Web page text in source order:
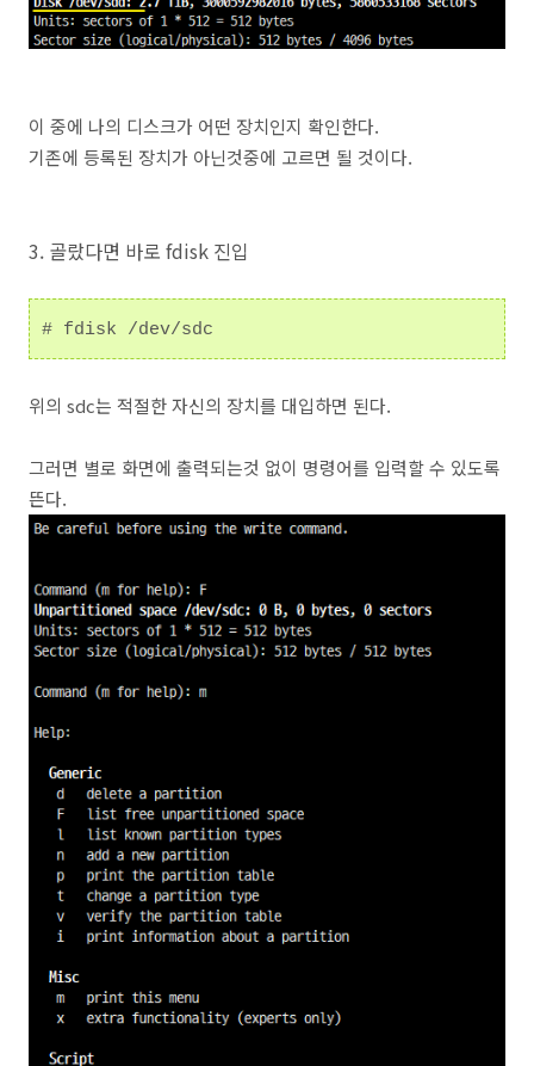
이 중에 나의 디스크가 어떤 장치인지 확인한다.
기존에 등록된 장치가 아닌것중에 고르면 될 것이다.
3. 골랐다면 바로 fdisk 진입
# fdisk /dev/sdc
위의 sdc는 적절한 자신의 장치를 대입하면 된다.
그러면 별로 화면에 출력되는것 없이 명령어를 입력할 수 있도록
뜬다.